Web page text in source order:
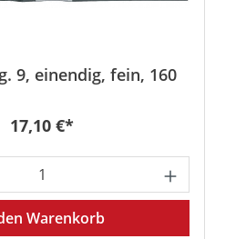
9, einendig, fein, 160
Regulärer Preis:
17,10 €*
Gib den
Warenkorb